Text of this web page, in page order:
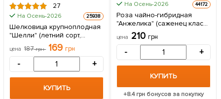
27
На Осень-2026 25938
Шелковица крупноплодная
"Шелли" (летний сорт,
ранний срок созревания) 1
саженец в упаковке
цена 187грн 169 грн
- +
КУПИТЬ
На Осень-2026 44172
Роза чайно-гибридная
"Анжелика" (саженец класса
АА+) высший сорт 1 шт в
упаковке
цена 210 грн
- +
КУПИТЬ
+8.4грн бонусов за покупку